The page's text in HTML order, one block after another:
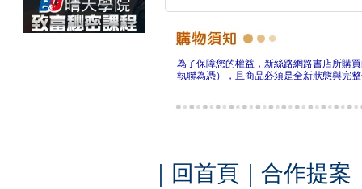
為了保障您的權益，新絲路網路書店所購
執聯為憑），且商品必須是全新狀態與完
｜ 回首頁 ｜ 合作提案